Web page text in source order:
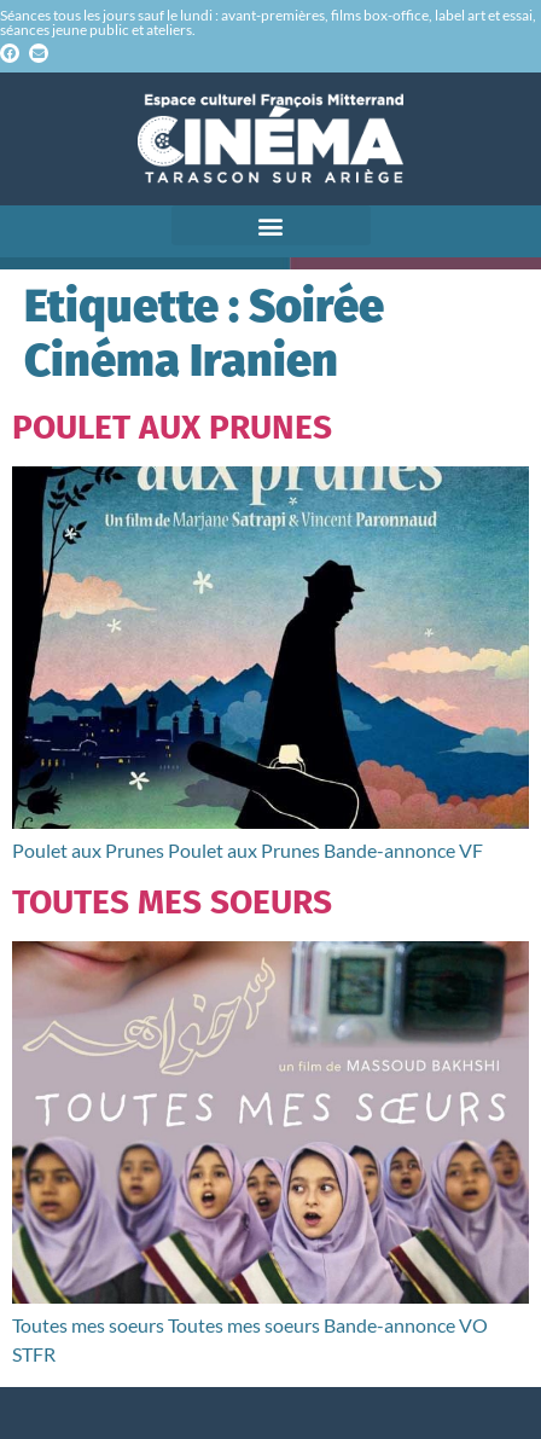
Séances tous les jours sauf le lundi : avant-premières, films box-office, label art et essai,
séances jeune public et ateliers.
Etiquette :Soirée
Cinéma Iranien
POULET AUX PRUNES
Poulet aux Prunes Poulet aux Prunes Bande-annonce VF
TOUTES MES SOEURS
Toutes mes soeurs Toutes mes soeurs Bande-annonce VO
STFR